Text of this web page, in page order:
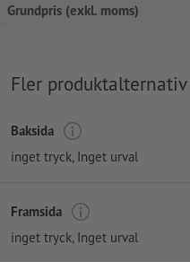
Grundpris (exkl. moms)
Fler produktalternativ
Baksida
inget tryck, Inget urval
Framsida
inget tryck, Inget urval